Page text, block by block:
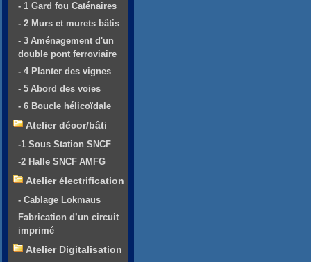
- 1 Gard fou Caténaires
- 2 Murs et murets bâtis
- 3 Aménagement d'un
double pont ferroviaire
- 4 Planter des vignes
- 5 Abord des voies
- 6 Boucle hélicoïdale
Atelier décor/bâti
-1 Sous Station SNCF
-2 Halle SNCF AMFG
Atelier électrification
- Cablage Lokmaus
Fabrication d’un circuit
imprimé
Atelier Digitalisation